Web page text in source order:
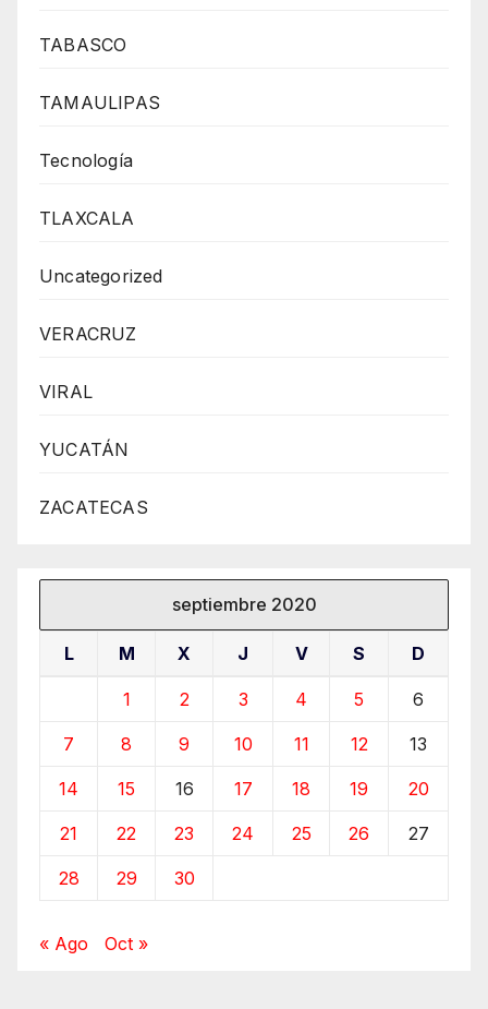
TABASCO
TAMAULIPAS
Tecnología
TLAXCALA
Uncategorized
VERACRUZ
VIRAL
YUCATÁN
ZACATECAS
septiembre 2020
L M X J V S D
1 2 3 4 5 6
7 8 9 10 11 12 13
14 15 16 17 18 19 20
21 22 23 24 25 26 27
28 29 30
« Ago Oct »